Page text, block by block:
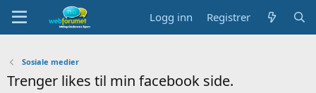
Logg inn Registrer
Sosiale medier
Trenger likes til min facebook side.